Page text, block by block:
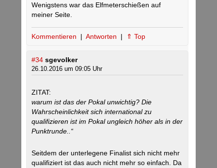
Wenigstens war das Elfmeterschießen auf
meiner Seite.
Kommentieren | Antworten | ⇑ Top
#34 sgevolker
26.10.2016 um 09:05 Uhr
ZITAT:
warum ist das der Pokal unwichtig? Die
Wahrscheinlichkeit sich international zu
qualifizieren ist im Pokal ungleich höher als in der
Punktrunde..“
Seitdem der unterlegene Finalist sich nicht mehr
qualifiziert ist das auch nicht mehr so einfach. Da